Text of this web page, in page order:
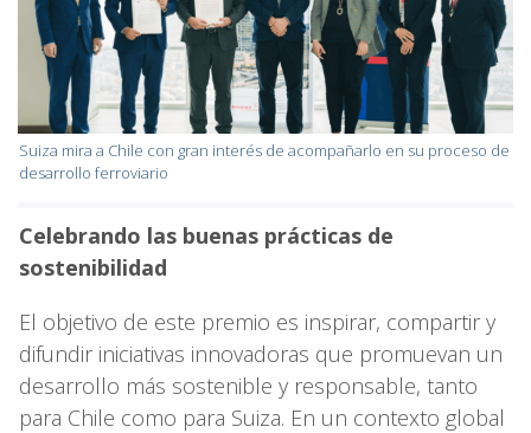
Suiza mira a Chile con gran interés de acompañarlo en su proceso de
desarrollo ferroviario
Celebrando las buenas prácticas de
sostenibilidad
El objetivo de este premio es inspirar, compartir y
difundir iniciativas innovadoras que promuevan un
desarrollo más sostenible y responsable, tanto
para Chile como para Suiza. En un contexto global